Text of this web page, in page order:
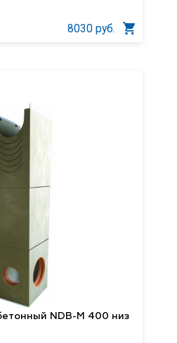
8030 руб.
NDB-M 400 низ